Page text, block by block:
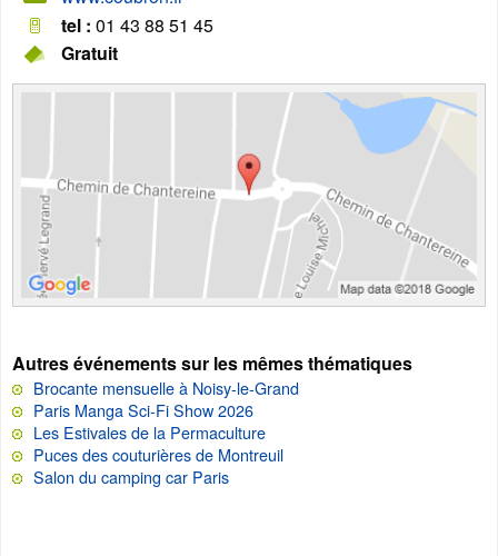
tel : 01 43 88 51 45
Gratuit
Autres événements sur les mêmes thématiques
Brocante mensuelle à Noisy-le-Grand
Paris Manga Sci-Fi Show 2026
Les Estivales de la Permaculture
Puces des couturières de Montreuil
Salon du camping car Paris